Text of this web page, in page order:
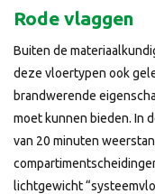
Rode vlaggen
Buiten de
deze vloertypen ook
brandwerende
moet kunnen bieden. In
van 20 minuten
lichtgewicht